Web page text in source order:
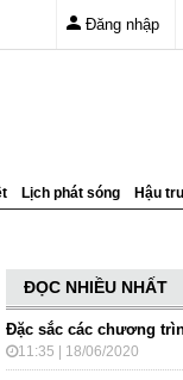
Đăng nhập
Lịch phát sóng Hậu
ĐỌC NHIỀU NHẤT
Đặc sắc các chương
11:35 | 18/06/2020